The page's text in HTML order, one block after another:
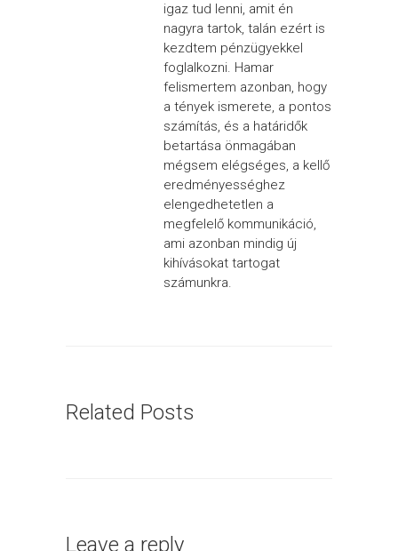
igaz tud lenni, amit én
nagyra tartok, talán ezért is
kezdtem pénzügyekkel
foglalkozni. Hamar
felismertem azonban, hogy
a tények ismerete, a pontos
számítás, és a határidők
betartása önmagában
mégsem elégséges, a kellő
eredményességhez
elengedhetetlen a
megfelelő kommunikáció,
ami azonban mindig új
kihívásokat tartogat
számunkra.
Related Posts
Leave a reply